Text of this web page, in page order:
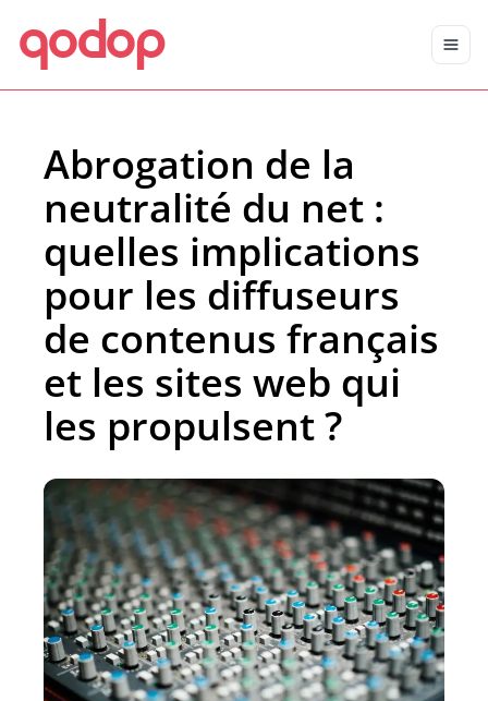
Aller au contenu principal
Aller au menu
qodop
Abrogation de la
neutralité du net :
quelles implications
pour les diffuseurs
de contenus français
et les sites web qui
les propulsent ?